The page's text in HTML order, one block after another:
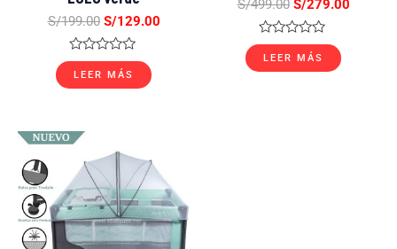
S/199.00 S/129.00
Valorado
con
0
LEER MÁS
S/499.00 S/279.00
Valorado
con
0
LEER MÁS
precio
original
era:
S/299.00.
actual
es:
S/179.00.